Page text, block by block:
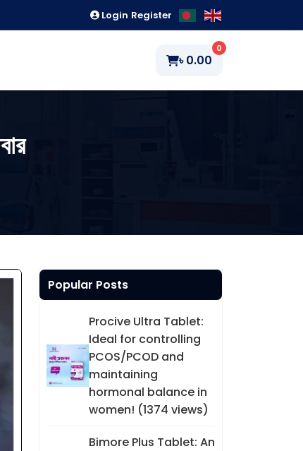
Login Register
0
৳0.00
Popular Posts
Procive Ultra Tablet:
Ideal for controlling
PCOS/PCOD and
maintaining
hormonal balance in
women! (1374 views)
Bimore Plus Tablet: An